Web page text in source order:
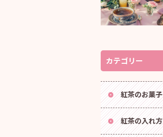
カテゴリー
紅茶のお菓子
紅茶の入れ方